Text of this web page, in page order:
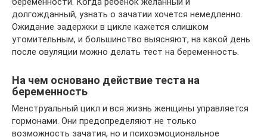
долгожданный, узнать о зачатии хочется немедленно.
Ожидание задержки в цикле кажется слишком
утомительным, и большинство выясняют, на какой день
после овуляции можно делать тест на беременность.
На чем основано действие теста на
беременность
Менструальный цикл и вся жизнь женщины управляется
гормонами. Они предопределяют не только
возможность зачатия, но и психоэмоциональное